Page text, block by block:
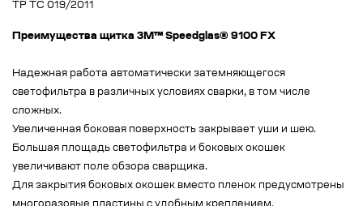
ТР ТС 019/2011
Преимущества щитка 3М™ Speedglas® 9100 FX
Надежная работа автоматически затемняющегося
светофильтра в различных условиях сварки, в том числе
сложных.
Увеличенная боковая поверхность закрывает уши и шею.
Большая площадь светофильтра и боковых окошек
увеличивают поле обзора сварщика.
Для закрытия боковых окошек вместо пленок предусмотрены